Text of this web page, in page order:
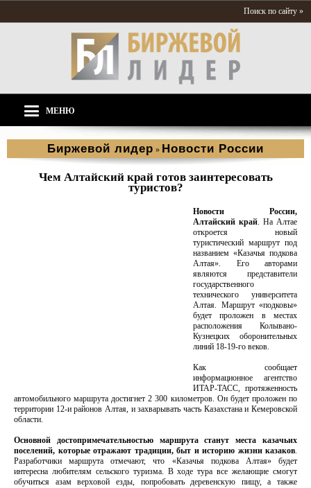
Поиск по сайту »
МЕНЮ
Биржевой лидер » Новости России
Чем Алтайский край готов заинтересовать
туристов?
Новости России,
Алтайский край. На Алтае
откроется новый
туристический маршрут под
названием «Казачья подкова
Алтая». Его авторами
являются представители
государственного
технического университета
Алтая. Маршрут «подковы»
будет проложен в местах
расположения Колывано-
Кузнецких оборонительных
линий 18-19-го веков.
Как сообщает
информационное агентство
ИТАР-ТАСС, протяженность
автомобильного маршрута достигнет 2 300 километров. Он будет проложен по
территории 12-и районов Алтая, и захварывать часть Казахстана и Кемеровской
области.
Основной достопримечательностью маршрута станут места казачьих
поселений, которые отражают традиции, быт и историю жизни казаков.
Разработчики маршрута отмечают, что «Казачья подкова Алтая» будет
интересна любителям сельского туризма. В ходе тура все желающие смогут
обучиться азам верховой езды, попробовать деревенскую пищу, а также